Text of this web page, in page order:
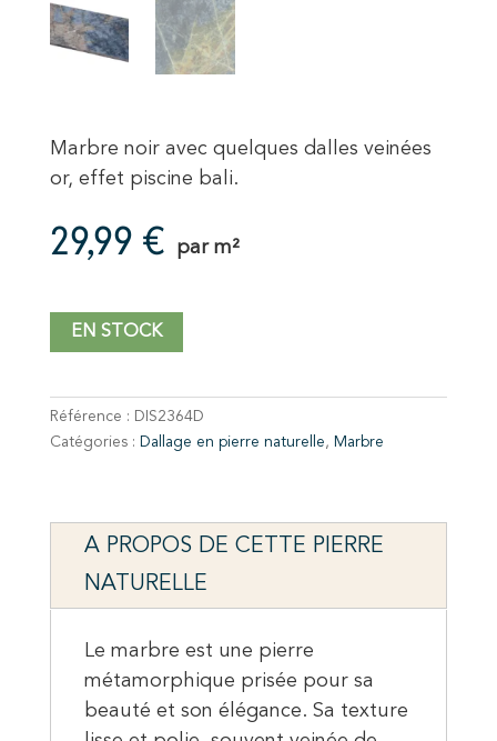
Marbre noir avec quelques dalles veinées
or, effet piscine bali.
29,99 € par m²
EN STOCK
Référence : DIS2364D
Catégories : Dallage en pierre naturelle, Marbre
A PROPOS DE CETTE PIERRE
NATURELLE
Le marbre est une pierre
métamorphique prisée pour sa
beauté et son élégance. Sa texture